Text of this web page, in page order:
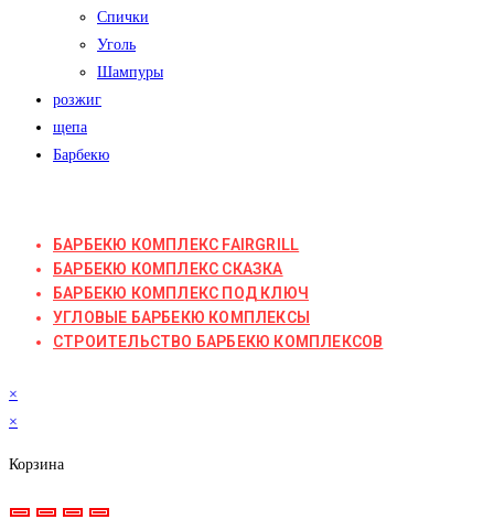
Спички
Уголь
Шампуры
розжиг
щепа
Барбекю
БАРБЕКЮ КОМПЛЕКС FAIRGRILL
БАРБЕКЮ КОМПЛЕКС СКАЗКА
БАРБЕКЮ КОМПЛЕКС ПОД КЛЮЧ
УГЛОВЫЕ БАРБЕКЮ КОМПЛЕКСЫ
СТРОИТЕЛЬСТВО БАРБЕКЮ КОМПЛЕКСОВ
×
×
Корзина